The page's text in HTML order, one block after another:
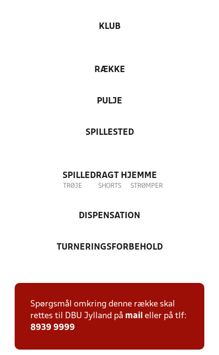
KLUB
RÆKKE
PULJE
SPILLESTED
SPILLEDRAGT HJEMME
TRØJE SHORTS STRØMPER
DISPENSATION
TURNERINGSFORBEHOLD
Spørgsmål omkring denne række skal
rettes til DBU Jylland på mail eller på tlf:
8939 9999